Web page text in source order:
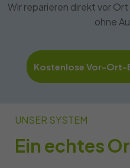
Wir reparieren direkt vor
ohne
Kostenlose Vor-Ort-
UNSER SYSTEM
Ein echtes